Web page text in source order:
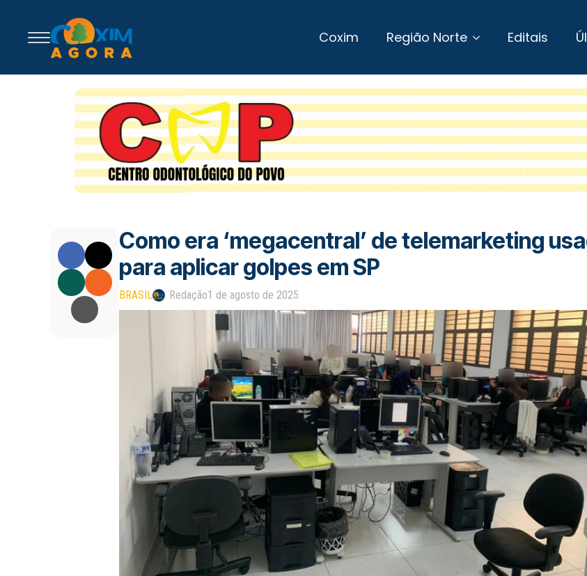
Coxim Região Norte Editais
Como era ‘megacentral’ de telemarketing
para aplicar golpes em SP
BRASIL Redação1 de agosto de 2025